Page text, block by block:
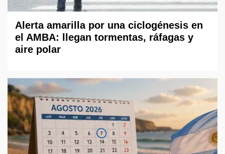
Alerta amarilla por una ciclogénesis en
el AMBA: llegan tormentas, ráfagas y
aire polar